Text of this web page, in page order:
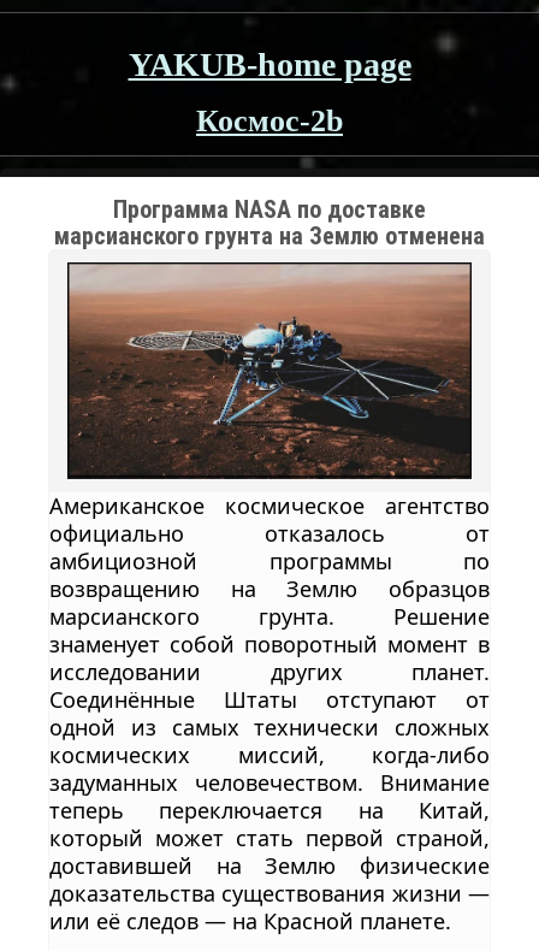
YAKUB-home page
Космос-2b
Программа NASA по доставке
марсианского грунта на Землю отменена
— Китай продолжает гонку за следами
жизни
Американское космическое агентство
официально отказалось от
амбициозной программы по
возвращению на Землю образцов
марсианского грунта. Решение
знаменует собой поворотный момент в
исследовании других планет.
Соединённые Штаты отступают от
одной из самых технически сложных
космических миссий, когда-либо
задуманных человечеством. Внимание
теперь переключается на Китай,
который может стать первой страной,
доставившей на Землю физические
доказательства существования жизни —
или её следов — на Красной планете.